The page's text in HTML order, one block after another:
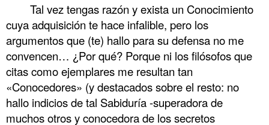
Tal vez tengas razón y exista un Conocimiento
cuya adquisición te hace infalible, pero los
argumentos que (te) hallo para su defensa no me
convencen… ¿Por qué? Porque ni los filósofos que
citas como ejemplares me resultan tan
«Conocedores» (y destacados sobre el resto: no
hallo indicios de tal Sabiduría -superadora de
muchos otros y conocedora de los secretos